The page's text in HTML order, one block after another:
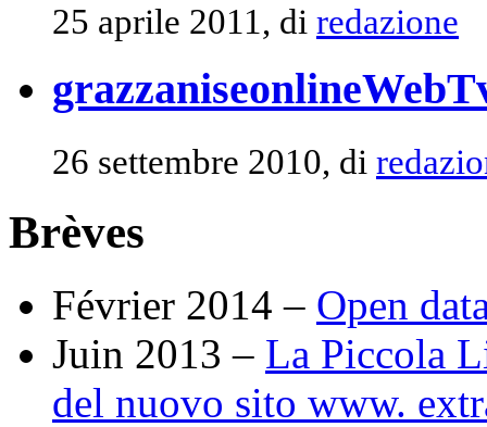
25 aprile 2011, di redazione
26 settembre 2010, di
Brèves
Février 2014 – Open
Juin 2013 – La Piccola
del nuovo sito www.